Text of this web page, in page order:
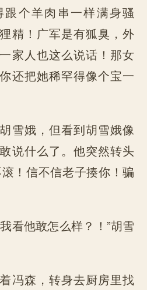
个羊肉串一样满身骚
精！广军是有狐臭，外
家人也这么说话！那女
还把她稀罕得像个宝一
雪娥，但看到胡雪娥像
说什么了。他突然转头
！信不信老子揍你！骗
看他敢怎么样？！”胡雪
冯森，转身去厨房里找